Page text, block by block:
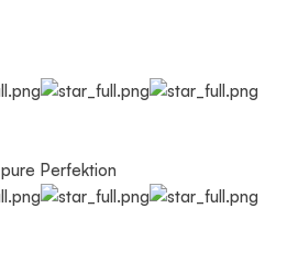
Perfektion